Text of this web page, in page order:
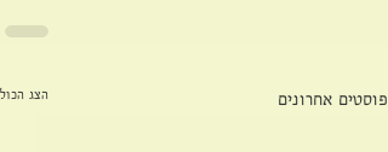
פוסטים אחרונים הצג הכול